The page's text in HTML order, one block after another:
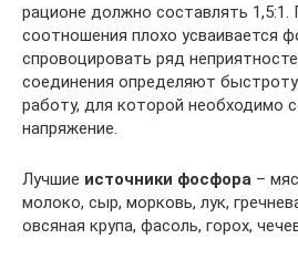
рационе должно составлять 1,5:1.
соотношения плохо усваивается
спровоцировать ряд
соединения определяют
работу, для которой необходимо
напряжение.
Лучшие источники фосфора –
молоко, сыр, морковь, лук,
овсяная крупа, фасоль, горох,